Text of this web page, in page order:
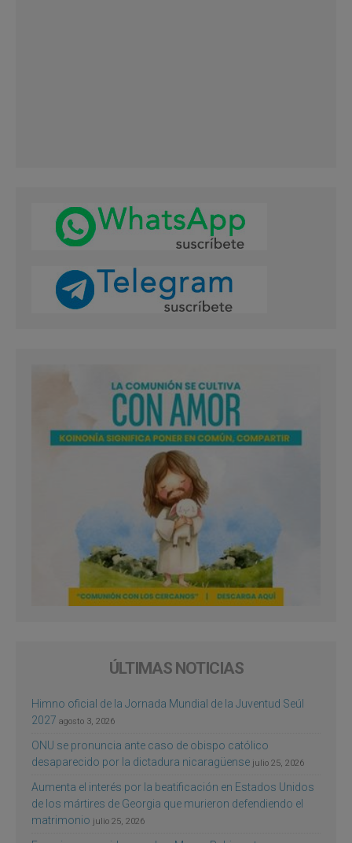
ÚLTIMAS NOTICIAS
Himno oficial de la Jornada Mundial de la Juventud Seúl
2027 agosto 3, 2026
ONU se pronuncia ante caso de obispo católico
desaparecido por la dictadura nicaragüense julio 25, 2026
Aumenta el interés por la beatificación en Estados Unidos
de los mártires de Georgia que murieron defendiendo el
matrimonio julio 25, 2026